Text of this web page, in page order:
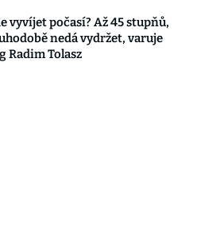
vyvíjet počasí? Až 45 stupňů,
nedá vydržet, varuje
Radim Tolasz